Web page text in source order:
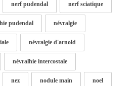
nerf pudendal nerf sciatique
pudendal névralgie
névralgie d'arnold
névralhie intercostale
nez nodule main noel